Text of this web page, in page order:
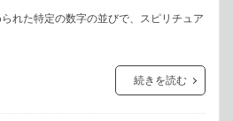
れた特定の数字の並びで、スピリチュア
続きを読む